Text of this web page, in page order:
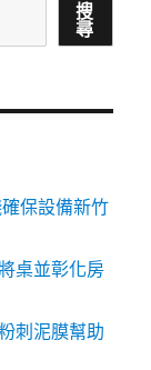
搜
尋
保設備新竹
桌並彰化房
刺泥膜幫助